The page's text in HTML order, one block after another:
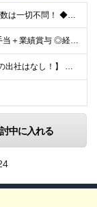
◆未経験歓迎！経歴・転職回数は一切不問！ ◆異業界出身の30代・40代も活躍中！ ◆U・Iターン希望の方も歓迎（引越費用規定あり） 【応募要件】 ■高卒以上 ■普通自動車運転免許（AT限定可） ■基
月給40万円～60万円＋各種手当＋業績賞与 ◎経験や能力等を考慮し、優遇いたします！ ◎成果により業績賞与を年2回支給します！ 上記月給には、固定残業代として 「60,800円～95,000円（28
【原則、"直行・直帰"で毎日の出社はなし！】 東京・埼玉・千葉・神奈川などを中心とした 周辺エリアの現場に「直行・直帰」となります！ ■関東第一第二支部 埼玉県八潮市大字二丁目1142-2 ◎最寄り
中に入れる